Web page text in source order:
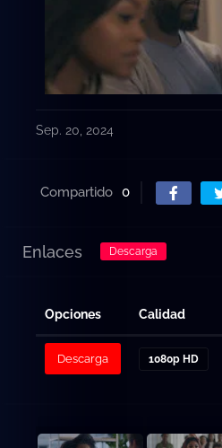
Sep. 20, 2024
Compartido 0
Enlaces Descarga
Opciones Calidad
Descarga 1080p HD